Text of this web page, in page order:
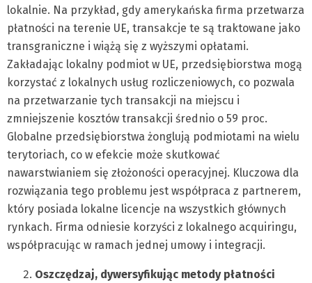
lokalnie. Na przykład, gdy amerykańska firma przetwarza
płatności na terenie UE, transakcje te są traktowane jako
transgraniczne i wiążą się z wyższymi opłatami.
Zakładając lokalny podmiot w UE, przedsiębiorstwa mogą
korzystać z lokalnych usług rozliczeniowych, co pozwala
na przetwarzanie tych transakcji na miejscu i
zmniejszenie kosztów transakcji średnio o 59 proc.
Globalne przedsiębiorstwa żonglują podmiotami na wielu
terytoriach, co w efekcie może skutkować
nawarstwianiem się złożoności operacyjnej. Kluczowa dla
rozwiązania tego problemu jest współpraca z partnerem,
który posiada lokalne licencje na wszystkich głównych
rynkach. Firma odniesie korzyści z lokalnego acquiringu,
współpracując w ramach jednej umowy i integracji.
Oszczędzaj, dywersyfikując metody płatności